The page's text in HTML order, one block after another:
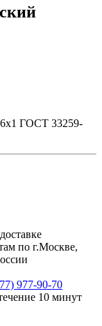
ГОСТ 33259-
по г.Москве,
977-90-70
10 минут